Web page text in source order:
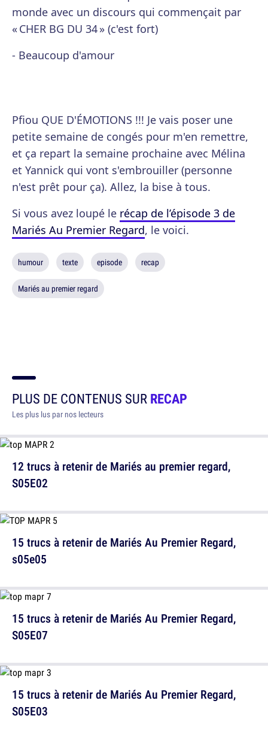
monde avec un discours qui commençait par
« CHER BG DU 34 » (c'est fort)
- Beaucoup d'amour
Pfiou QUE D'ÉMOTIONS !!! Je vais poser une
petite semaine de congés pour m'en remettre,
et ça repart la semaine prochaine avec Mélina
et Yannick qui vont s'embrouiller (personne
n'est prêt pour ça). Allez, la bise à tous.
Si vous avez loupé le récap de l’épisode 3 de
Mariés Au Premier Regard, le voici.
humour texte episode recap
Mariés au premier regard
PLUS DE CONTENUS SURRECAP
Les plus lus par nos lecteurs
12 trucs à retenir de Mariés au premier regard,
S05E02
15 trucs à retenir de Mariés Au Premier Regard,
S05E07
15 trucs à retenir de Mariés Au Premier Regard,
s05e05
15 trucs à retenir de Mariés Au Premier Regard,
S05E03